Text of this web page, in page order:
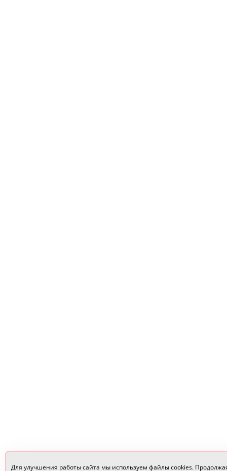
Для улучшения работы сайта мы используем файлы cookies.